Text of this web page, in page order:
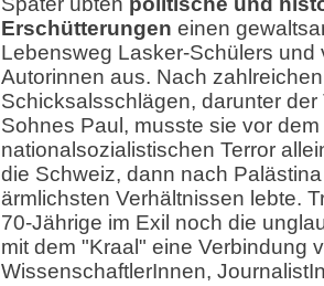
Erschütterungen einen
Lebensweg Lasker-Schülers und
Autorinnen aus. Nach
Schicksalsschlägen, darunter der
Sohnes Paul, musste sie vor dem
nationalsozialistischen Terror
die Schweiz, dann nach
ärmlichsten Verhältnissen lebte.
70-Jährige im Exil noch die
mit dem "Kraal" eine Verbindung
WissenschaftlerInnen,